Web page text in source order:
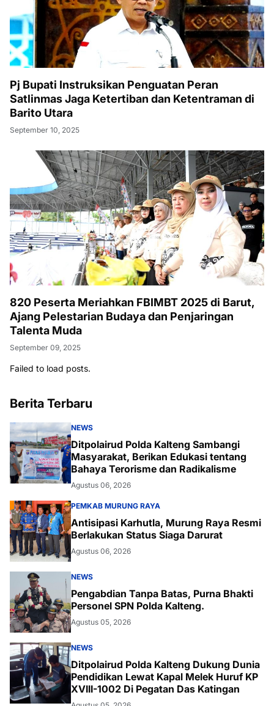
Pj Bupati Instruksikan Penguatan Peran
Satlinmas Jaga Ketertiban dan Ketentraman di
Barito Utara
September 10, 2025
820 Peserta Meriahkan FBIMBT 2025 di Barut,
Ajang Pelestarian Budaya dan Penjaringan
Talenta Muda
September 09, 2025
Failed to load posts.
Berita Terbaru
NEWS
Ditpolairud Polda Kalteng Sambangi
Masyarakat, Berikan Edukasi tentang
Bahaya Terorisme dan Radikalisme
Agustus 06, 2026
PEMKAB MURUNG RAYA
Antisipasi Karhutla, Murung Raya Resmi
Berlakukan Status Siaga Darurat
Agustus 06, 2026
NEWS
Pengabdian Tanpa Batas, Purna Bhakti
Personel SPN Polda Kalteng.
Agustus 05, 2026
NEWS
Ditpolairud Polda Kalteng Dukung Dunia
Pendidikan Lewat Kapal Melek Huruf KP
XVIII-1002 Di Pegatan Das Katingan